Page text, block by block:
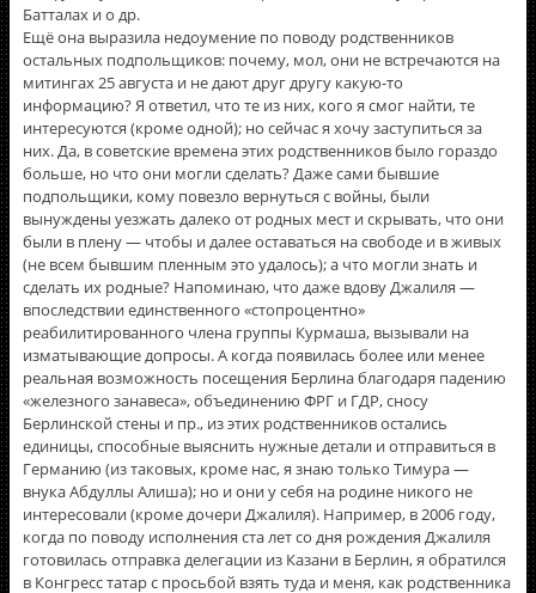
Батталах и о др.
Ещё она выразила недоумение по поводу родственников
остальных подпольщиков: почему, мол, они не встречаются на
митингах 25 августа и не дают друг другу какую-то
информацию? Я ответил, что те из них, кого я смог найти, те
интересуются (кроме одной); но сейчас я хочу заступиться за
них. Да, в советские времена этих родственников было гораздо
больше, но что они могли сделать? Даже сами бывшие
подпольщики, кому повезло вернуться с войны, были
вынуждены уезжать далеко от родных мест и скрывать, что они
были в плену — чтобы и далее оставаться на свободе и в живых
(не всем бывшим пленным это удалось); а что могли знать и
сделать их родные? Напоминаю, что даже вдову Джалиля —
впоследствии единственного «стопроцентно»
реабилитированного члена группы Курмаша, вызывали на
изматывающие допросы. А когда появилась более или менее
реальная возможность посещения Берлина благодаря падению
«железного занавеса», объединению ФРГ и ГДР, сносу
Берлинской стены и пр., из этих родственников остались
единицы, способные выяснить нужные детали и отправиться в
Германию (из таковых, кроме нас, я знаю только Тимура —
внука Абдуллы Алиша); но и они у себя на родине никого не
интересовали (кроме дочери Джалиля). Например, в 2006 году,
когда по поводу исполнения ста лет со дня рождения Джалиля
готовилась отправка делегации из Казани в Берлин, я обратился
в Конгресс татар с просьбой взять туда и меня, как родственника